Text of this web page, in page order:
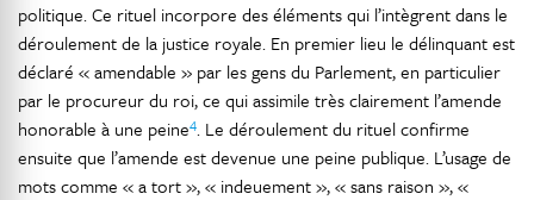
politique. Ce rituel incorpore des éléments qui l’intègrent dans le
déroulement de la justice royale. En premier lieu le délinquant est
déclaré « amendable » par les gens du Parlement, en particulier
par le procureur du roi, ce qui assimile très clairement l’amende
honorable à une peine4. Le déroulement du rituel confirme
ensuite que l’amende est devenue une peine publique. L’usage de
mots comme « a tort », « indeuement », « sans raison », «